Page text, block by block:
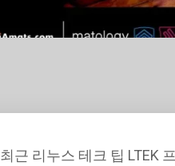
최근 리누스 테크 팁 LTEK